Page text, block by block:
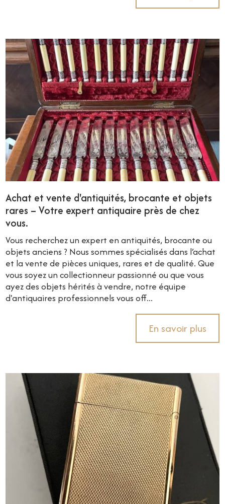
Achat et vente d'antiquités, brocante et objets
rares – Votre expert antiquaire près de chez
vous.
Vous recherchez un expert en antiquités, brocante ou
objets anciens ? Nous sommes spécialisés dans l’achat
et la vente de pièces uniques, rares et de qualité. Que
vous soyez un collectionneur passionné ou que vous
ayez des objets hérités à vendre, notre équipe
d'antiquaires professionnels vous off...
En savoir plus